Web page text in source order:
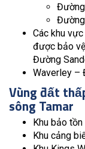
Các khu
được bảo
Đường
Waverley –
Vùng đất
sông Tamar
Khu bảo
Khu cảng